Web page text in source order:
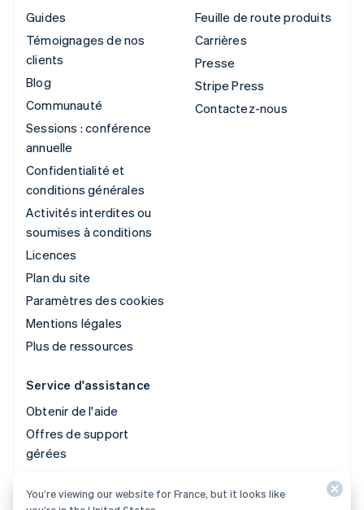
Guides
Témoignages de nos
clients
Blog
Communauté
Sessions : conférence
annuelle
Confidentialité et
conditions générales
Activités interdites ou
soumises à conditions
Licences
Plan du site
Paramètres des cookies
Mentions légales
Plus de ressources
Feuille de route produits
Carrières
Presse
Stripe Press
Contactez-nous
Service d'assistance
Obtenir de l'aide
Offres de support
gérées
© 2026 Stripe, LLC
You’re viewing our website for France, but it looks like